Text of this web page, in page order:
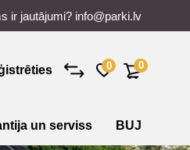
ir jautājumi? info@parki.lv
0 0
un serviss BUJ